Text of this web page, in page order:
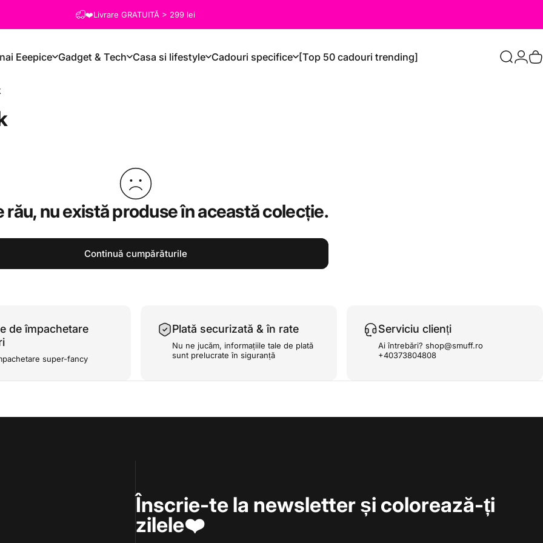
❤️Livrare GRATUITĂ > 299 lei
Eeepice Gadget & Tech Casa si lifestyle Cadouri specifice [Top 50 cadouri trending] Caută
rău, nu există produse în această colecție.
Continuă cumpărăturile
de împachetare
super-fancy
Plată securizată & în rate
Nu ne jucăm, informațiile tale de plată
sunt prelucrate în siguranță
Serviciu clienți
Ai întrebări? shop@smuff.ro
+40373804808
Înscrie-te la newsletter și colorează-ți
zilele❤️